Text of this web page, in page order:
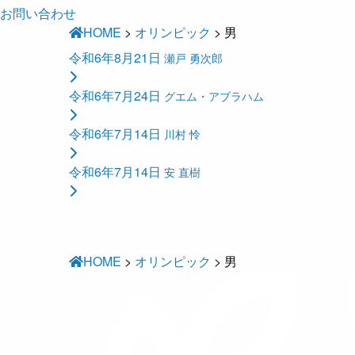
お問い合わせ
HOME > オリンピック > 男
令和6年8月21日 瀬戸 勇次郎
令和6年7月24日 グエム・アブラハム
令和6年7月14日 川村 怜
令和6年7月14日 安 直樹
HOME > オリンピック > 男